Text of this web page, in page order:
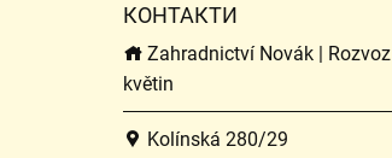
КОНТАКТИ
Zahradnictví Novák | Rozvoz
květin
Kolínská 280/29